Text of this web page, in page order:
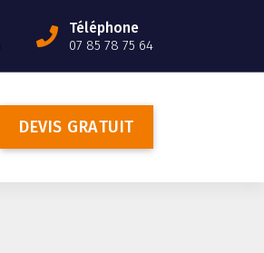
Téléphone
07 85 78 75 64
DEVIS GRATUIT